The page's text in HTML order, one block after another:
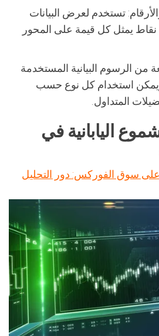
تستخدم لعرض البيانات
يمثل كل قيمة على المحور
من الرسوم البيانية المستخدمة
استخدام كل نوع حسب
المتداول.
اليابانية في
على سوق الفوركس: دور التحليل